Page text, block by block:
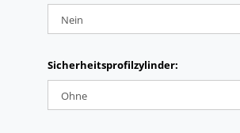
Sicherheitsprofilzylinder: